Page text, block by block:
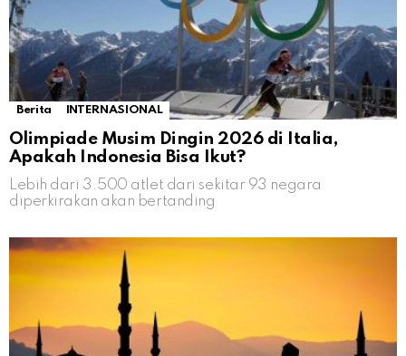
Berita INTERNASIONAL
Olimpiade Musim Dingin 2026 di Italia,
Apakah Indonesia Bisa Ikut?
Lebih dari 3.500 atlet dari sekitar 93 negara
diperkirakan akan bertanding